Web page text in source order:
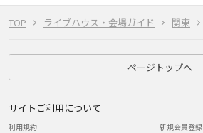
TOP ライブハウス・会場ガイド 関東
ページトップへ
サイトご利用について
利用規約
新規会員登録